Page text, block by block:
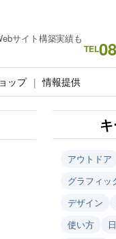
サイト構築実績も
TEL
ップ 情報提供
アウトドア
グラフィッ
デザイン
使い方